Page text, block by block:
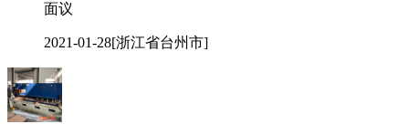
面议
2021-01-28[浙江省台州市]